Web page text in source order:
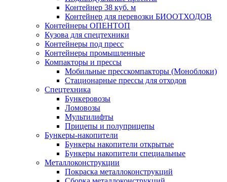
Контейнер 38 куб. м
Контейнер для перевозки БИООТХОДОВ
Контейнеры ОПЕНТОП
Кузова для спецтехники
Контейнеры под пресс
Контейнеры промышленные
Компакторы и прессы
Мобильные пресскомпакторы (Моноблоки)
Стационарные прессы для отходов
Спецтехника
Бункеровозы
Ломовозы
Мультилифты
Прицепы и полуприцепы
Бункеры-накопители
Бункеры накопители открытые
Бункеры накопители специальные
Металлоконструкции
Покраска металлоконструкций